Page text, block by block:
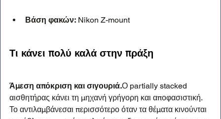
Βάση φακών: Nikon Z-mount
Τι κάνει πολύ καλά στην πράξη
Άμεση απόκριση και σιγουριά.Ο partially stacked
αισθητήρας κάνει τη μηχανή γρήγορη και αποφασιστική.
Το αντιλαμβάνεσαι περισσότερο όταν τα θέματα κινούνται